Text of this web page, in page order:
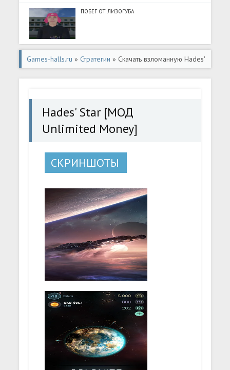
ПОБЕГ ОТ ЛИЗОГУБА
Games-halls.ru » Стратегии » Скачать взломанную Hades'
Star [МОД Unlimited Money] - последняя версия apk на
Hades' Star [МОД
Unlimited Money]
СКРИНШОТЫ